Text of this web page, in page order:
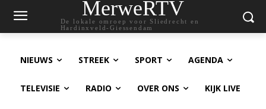
MerweRTV
De lokale omroep voor Sliedrecht en
Hardinxveld-Giessendam
NIEUWS STREEK SPORT AGENDA
TELEVISIE RADIO OVER ONS KIJK LIVE